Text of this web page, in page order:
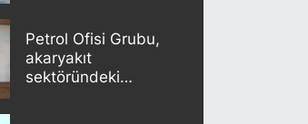
Petrol Ofisi Grubu,
akaryakıt
sektöründeki